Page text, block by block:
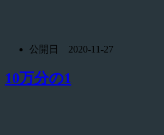
公開日 2020-11-27
10万分の1